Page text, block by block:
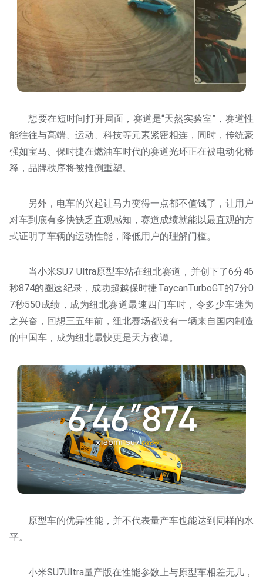
想要在短时间打开局面，赛道是“天然实验室”，赛道性
能往往与高端、运动、科技等元素紧密相连，同时，传统豪
强如宝马、保时捷在燃油车时代的赛道光环正在被电动化稀
释，品牌秩序将被推倒重塑。
另外，电车的兴起让马力变得一点都不值钱了，让用户
对车到底有多快缺乏直观感知，赛道成绩就能以最直观的方
式证明了车辆的运动性能，降低用户的理解门槛。
当小米SU7 Ultra原型车站在纽北赛道，并创下了6分46
秒874的圈速纪录，成功超越保时捷TaycanTurboGT的7分0
7秒550成绩，成为纽北赛道最速四门车时，令多少车迷为
之兴奋，回想三五年前，纽北赛场都没有一辆来自国内制造
的中国车，成为纽北最快更是天方夜谭。
原型车的优异性能，并不代表量产车也能达到同样的水
平。
小米SU7Ultra量产版在性能参数上与原型车相差无几，